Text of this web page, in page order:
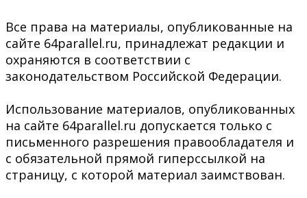
Все права на материалы, опубликованные на
сайте 64parallel.ru, принадлежат редакции и
охраняются в соответствии с
законодательством Российской Федерации.
Использование материалов, опубликованных
на сайте 64parallel.ru допускается только с
письменного разрешения правообладателя и
с обязательной прямой гиперссылкой на
страницу, с которой материал заимствован.